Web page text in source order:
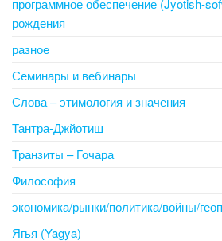
программное обеспечение (Jyotish-
рождения
разное
Семинары и вебинары
Слова – этимология и значения
Тантра-Джйотиш
Транзиты – Гочара
Философия
экономика/рынки/политика/войны/
Ягья (Yagya)